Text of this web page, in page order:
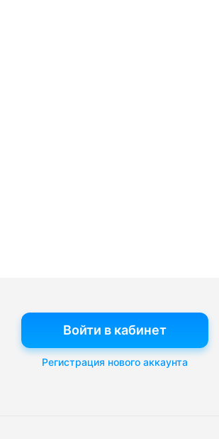
Войти в кабинет
Регистрация нового аккаунта